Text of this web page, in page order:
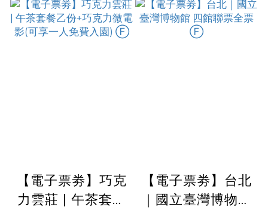
【電子票劵】巧克
力雲莊 | 午茶套餐
【電子票劵】台北
｜國立臺灣博物館